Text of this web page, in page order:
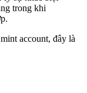
trong khi
account, đây là